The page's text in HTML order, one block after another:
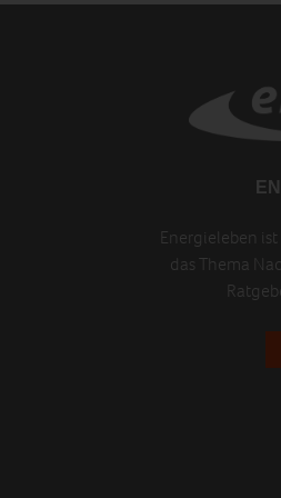
Energieleben
das Thema